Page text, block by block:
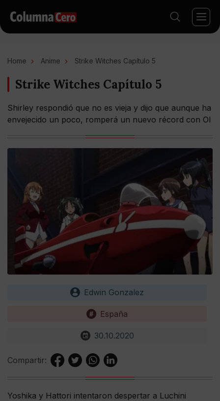
Home Anime Strike Witches Capítulo 5
Strike Witches Capítulo 5
Shirley respondió que no es vieja y dijo que aunque ha
envejecido un poco, romperá un nuevo récord con OI
Edwin Gonzalez
España
30.10.2020
Compartir:
Yoshika y Hattori intentaron despertar a Luchini